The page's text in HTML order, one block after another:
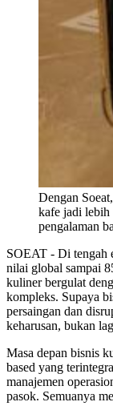
Dengan
kafe jadi lebih
pengalaman
SOEAT - Di tengah
nilai global sampai
kuliner bergulat
kompleks. Supaya
persaingan dan
keharusan, bukan
Masa depan bisnis
based yang
manajemen
pasok. Semuanya